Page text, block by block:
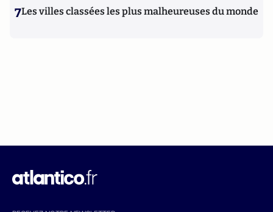
7Les villes classées les plus malheureuses du monde